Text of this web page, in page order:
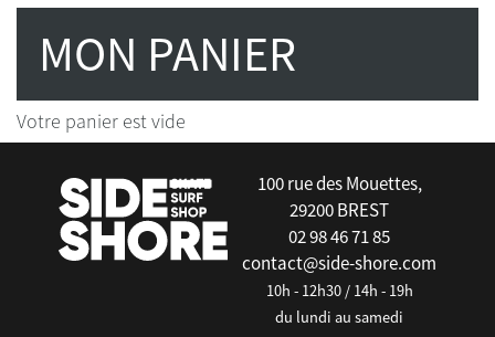
MON PANIER
Votre panier est vide
100 rue des Mouettes,
29200 BREST
02 98 46 71 85
contact@side-shore.com
10h - 12h30 / 14h - 19h
du lundi au samedi